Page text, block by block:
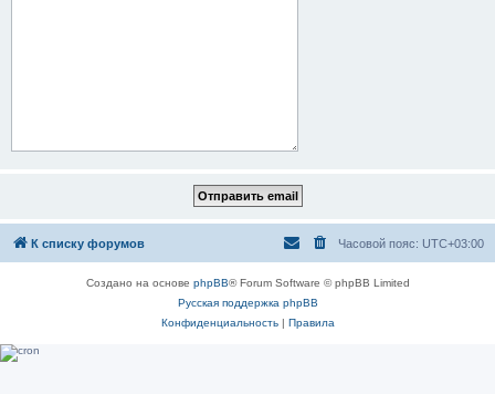
К списку форумов Часовой пояс: UTC+03:00
Создано на основе phpBB® Forum Software © phpBB Limited
Русская поддержка phpBB
Конфиденциальность| Правила